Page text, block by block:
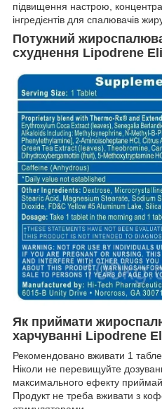
підвищення настрою,
інгредієнтів для спалювачів
Потужний
схуднення Lipodrene
Як приймати
харчуванні Lipodrene
Рекомендовано вживати 1
Ніколи не перевищуйте
максимального ефекту
Продукт не треба вживати з